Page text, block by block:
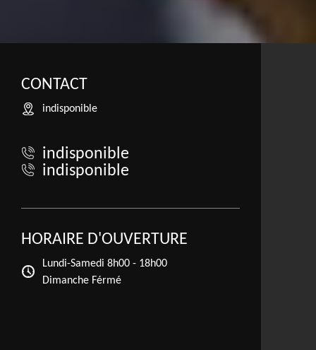
CONTACT
indisponible
indisponible
indisponible
HORAIRE D'OUVERTURE
Lundi-Samedi 8h00 - 18h00
Dimanche Férmé